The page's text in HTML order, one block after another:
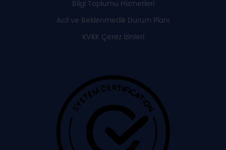
Bilgi Toplumu Hizmetleri
Acil ve Beklenmedik Durum Planı
KVKK Çerez İzinleri